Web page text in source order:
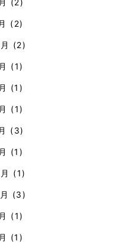
(2)
(2)
(2)
(1)
(1)
(1)
(3)
(1)
(1)
(3)
(1)
(1)